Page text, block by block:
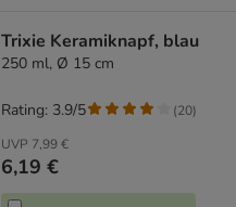
Trixie Keramiknapf, blau
250 ml, Ø 15 cm
UVP 7,99 €
6,19 €
Rating: 3.9/5 (20)